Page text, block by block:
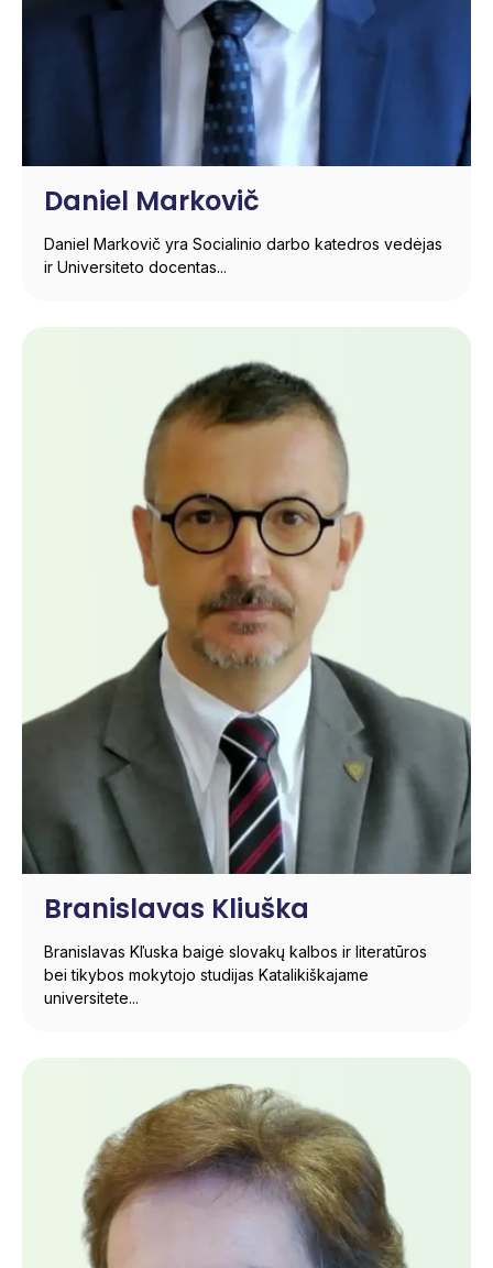
Daniel Markovič
Daniel Markovič yra Socialinio darbo katedros vedėjas
ir Universiteto docentas...
Branislavas Kliuška
Branislavas Kľuska baigė slovakų kalbos ir literatūros
bei tikybos mokytojo studijas Katalikiškajame
universitete...